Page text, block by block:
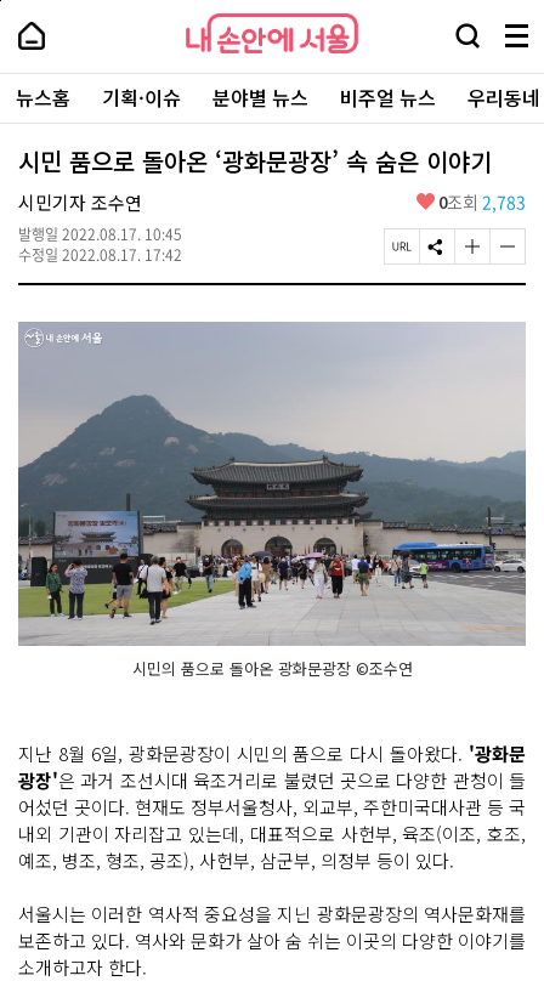
본
로
가
내
손
안
에
서
울
-
서
울
시
대
표
소
포
털
내
손
에
울
검
창
열
기
메
뉴
전
체
보
주
요
서
뉴스홈 기획·이슈 분야별 뉴스 비주얼 뉴스 우리동
시민 품으로 돌아온 ‘광화문광장’ 속 숨은 이야기
시민기자 조수연
발행일 2022.08.17. 10:45
수정일 2022.08.17. 17:42
좋
요
0조회 2,783
페
이
U
S
N
공
글
자
기
글
자
기
시민의 품으로 돌아온 광화문광장 ©조수연
지난 8월 6일, 광화문광장이 시민의 품으로 다시 돌아왔다. '광화문
광장'은 과거 조선시대 육조거리로 불렸던 곳으로 다양한 관청이 들
어섰던 곳이다. 현재도 정부서울청사, 외교부, 주한미국대사관 등 국
내외 기관이 자리잡고 있는데, 대표적으로 사헌부, 육조(이조, 호조,
예조, 병조, 형조, 공조), 사헌부, 삼군부, 의정부 등이 있다.
서울시는 이러한 역사적 중요성을 지닌 광화문광장의 역사문화재를
보존하고 있다. 역사와 문화가 살아 숨 쉬는 이곳의 다양한 이야기를
소개하고자 한다.
페
상
단
로